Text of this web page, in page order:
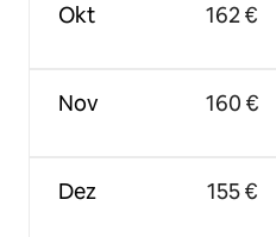
Okt
Nov
Dez
162 €
160 €
155 €